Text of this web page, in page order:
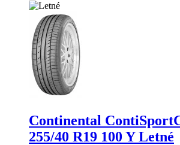
Continental
255/40 R19 100 Y Letné